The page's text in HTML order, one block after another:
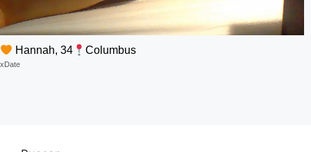
Hannah, 34 Columbus
xDate